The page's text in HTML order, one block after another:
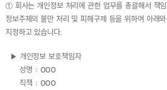
① 회사는 개인정보 처리에 관한 업무를 총괄해서 책
정보주체의 불만 처리 및 피해구제 등을 위하여 아래
지정하고 있습니다.
▶ 개인정보 보호책임자
성명 : OOO
직책 : OOO